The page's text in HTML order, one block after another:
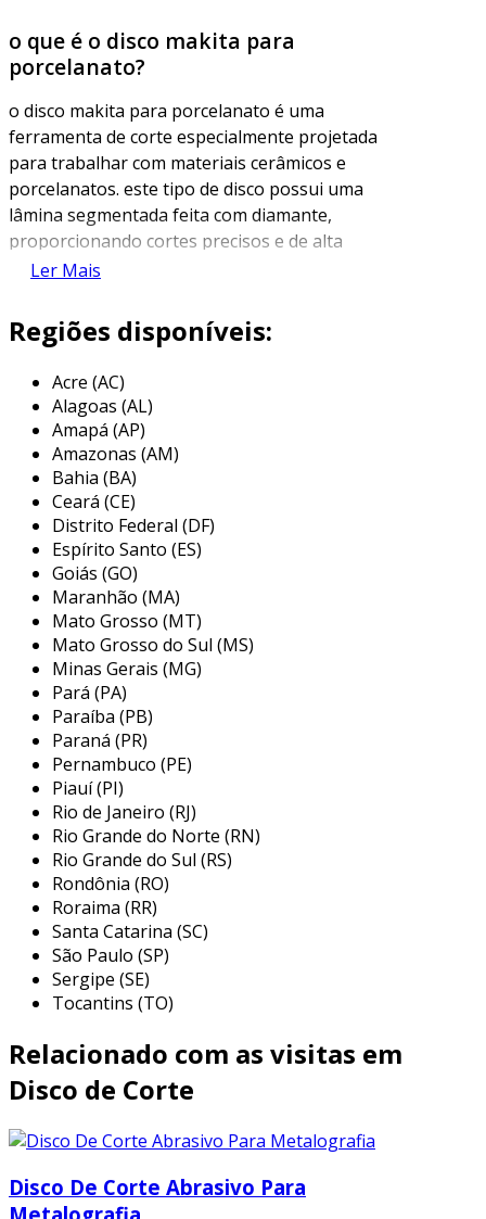
o que é o disco makita para
porcelanato?
o disco makita para porcelanato é uma
ferramenta de corte especialmente projetada
para trabalhar com materiais cerâmicos e
porcelanatos. este tipo de disco possui uma
lâmina segmentada feita com diamante,
proporcionando cortes precisos e de alta
qualidade. sua principal função é facilitar o
revestimentos, garantindo agilidade e um
excelente acabamento.
um dos grandes diferenciais do disco makita é
sua durabilidade. os discos de diamante são
reconhecidos pela resistência ao desgaste,
permitindo cortes em uma variedade de
superfícies duras sem perder a eficiência. isso
significa que, mesmo após longos períodos de
uso, o disco consegue manter a sua
performance, tornando-o uma escolha
econômica e prática para profissionais da
construção civil e reformas.
principais aplicações do disco makita
para porcelanato
os discos da marca makita são amplamente
utilizados em diversas aplicações no setor de
construção e reforma. são ideais para cortar
porcelanatos, cerâmicas e outros materiais
semelhantes, oferecendo versatilidade e
precisão. abaixo estão algumas das principais
aplicações desse disco:
corte de pisos:utilizados para realizar
cortes em pisos de porcelanato,
permitindo a instalação em diferentes
ambientes, como salas, cozinhas e
banheiros.
rebates:
realizar cortes em ângulo, permitindo que
cantos ou detalhes específicos do projeto.
recortes em peças decorativas:
para criar recortes em formatos
Ler Mais
Regiões disponíveis:
Acre (AC)
Alagoas (AL)
Amapá (AP)
Amazonas (AM)
Bahia (BA)
Ceará (CE)
Distrito Federal (DF)
Espírito Santo (ES)
Goiás (GO)
Maranhão (MA)
Mato Grosso (MT)
Mato Grosso do Sul (MS)
Minas Gerais (MG)
Pará (PA)
Paraíba (PB)
Paraná (PR)
Pernambuco (PE)
Piauí (PI)
Rio de Janeiro (RJ)
Rio Grande do Norte (RN)
Rio Grande do Sul (RS)
Rondônia (RO)
Roraima (RR)
Santa Catarina (SC)
São Paulo (SP)
Sergipe (SE)
Tocantins (TO)
Relacionado com as visitas em
Disco de Corte
Disco De Corte Abrasivo Para